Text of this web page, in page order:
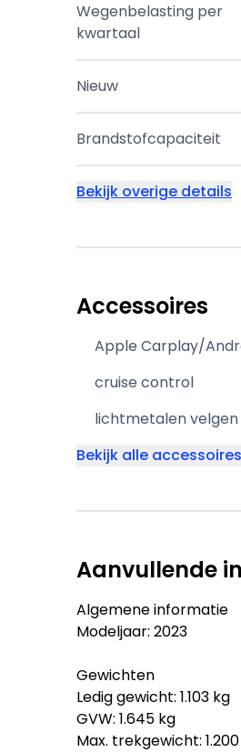
Wegenbelasting per
kwartaal
Nieuw
Brandstofcapaciteit
Bekijk overige details
Accessoires
Apple Carplay/
cruise control
lichtmetalen velgen
Bekijk alle accessoires
Aanvullende
Algemene informatie
Modeljaar: 2023
Gewichten
Ledig gewicht: 1.103 kg
GVW: 1.645 kg
Max. trekgewicht: